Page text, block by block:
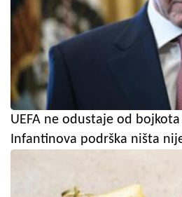
UEFA ne odustaje od
Infantinova podrška ništa